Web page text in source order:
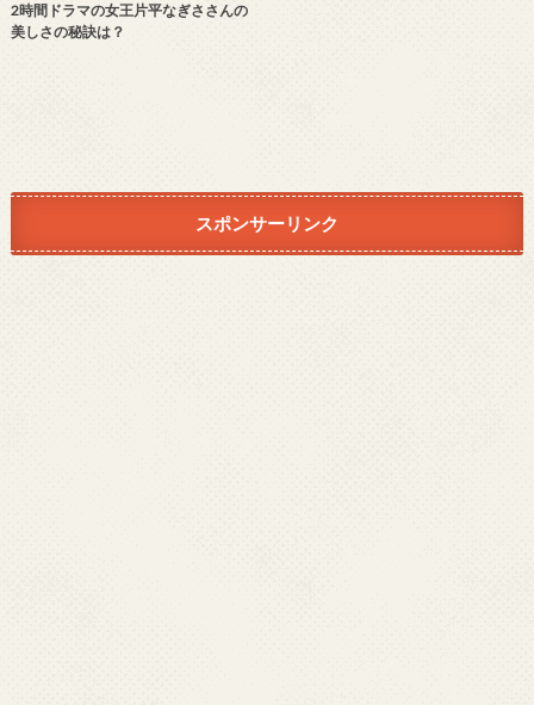
2時間ドラマの女王片平なぎささんの
美しさの秘訣は？
スポンサーリンク